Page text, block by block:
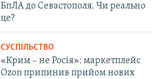
БпЛА до Севастополя. Чи реально
це?
СУСПІЛЬСТВО
«Крим – не Росія»: маркетплейс
Ozon припинив прийом нових